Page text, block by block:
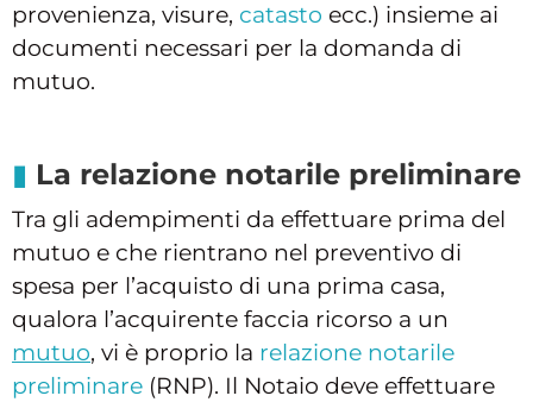
provenienza, visure, catasto ecc.) insieme ai
documenti necessari per la domanda di
mutuo.
La relazione notarile preliminare
Tra gli adempimenti da effettuare prima del
mutuo e che rientrano nel preventivo di
spesa per l’acquisto di una prima casa,
qualora l’acquirente faccia ricorso a un
mutuo, vi è proprio la relazione notarile
preliminare (RNP). Il Notaio deve effettuare